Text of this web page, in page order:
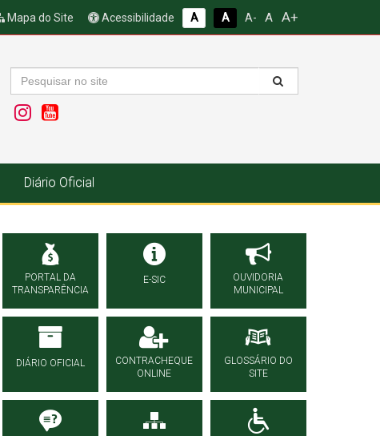
Mapa do Site Acessibilidade A A A- A A+
Diário Oficial
PORTAL DA
TRANSPARÊNCIA
E-SIC
OUVIDORIA
MUNICIPAL
DIÁRIO OFICIAL
CONTRACHEQUE
ONLINE
GLOSSÁRIO DO
SITE